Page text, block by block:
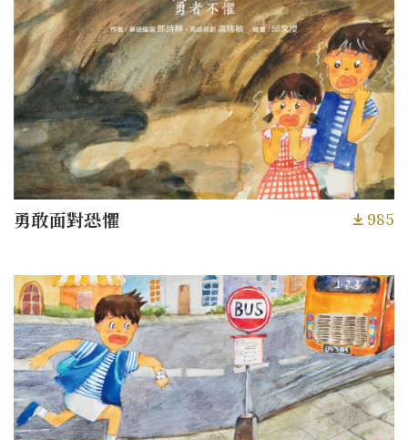
勇敢面對恐懼 985